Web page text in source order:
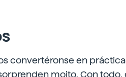
convertéronse en
moito. Con todo,